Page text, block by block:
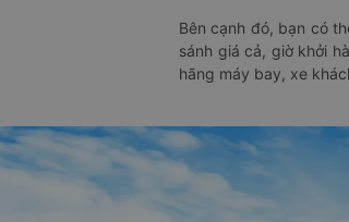
Bên cạnh đó, bạn có
sánh giá cả, giờ khởi
hãng máy bay, xe